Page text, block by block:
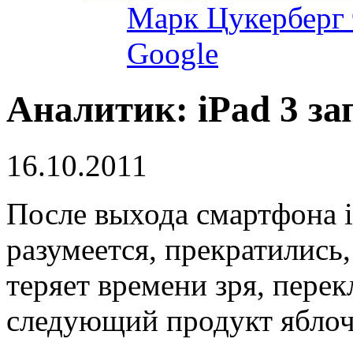
Марк Цукерберг
Google
Аналитик: iPad 3
16.10.2011
После выхода смартфона
разумеется,
теряет времени зря,
следующий продукт